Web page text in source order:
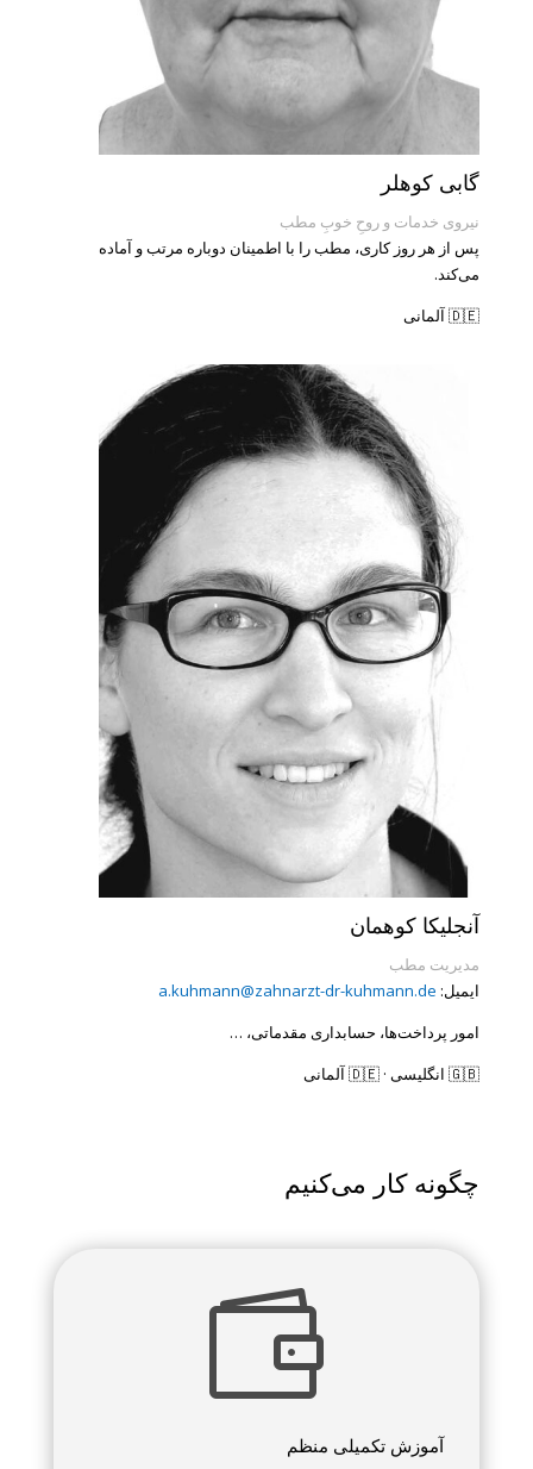
گابی کوهلر
نیروی خدمات و روحِ خوبِ مطب
پس از هر روز کاری، مطب را با اطمینان دوباره مرتب و آماده
می‌کند.
🇩🇪 آلمانی
آنجلیکا کوهمان
مدیریت مطب
ایمیل: a.kuhmann@zahnarzt-dr-kuhmann.de
امور پرداخت‌ها، حسابداری مقدماتی، …
🇬🇧 انگلیسی · 🇩🇪 آلمانی
چگونه کار می‌کنیم

آموزش تکمیلی منظم